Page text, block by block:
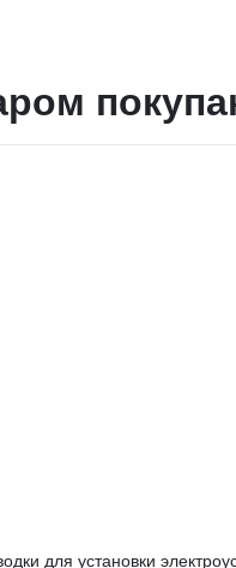
для установки